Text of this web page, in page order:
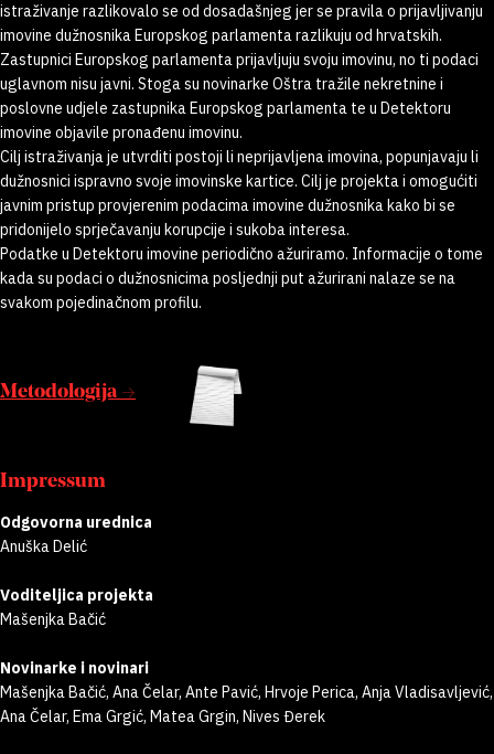
istraživanje razlikovalo se od dosadašnjeg jer se pravila o prijavljivanju
imovine dužnosnika Europskog parlamenta razlikuju od hrvatskih.
Zastupnici Europskog parlamenta prijavljuju svoju imovinu, no ti podaci
uglavnom nisu javni. Stoga su novinarke Oštra tražile nekretnine i
poslovne udjele zastupnika Europskog parlamenta te u Detektoru
imovine objavile pronađenu imovinu.
Cilj istraživanja je utvrditi postoji li neprijavljena imovina, popunjavaju li
dužnosnici ispravno svoje imovinske kartice. Cilj je projekta i omogućiti
javnim pristup provjerenim podacima imovine dužnosnika kako bi se
pridonijelo sprječavanju korupcije i sukoba interesa.
Podatke u Detektoru imovine periodično ažuriramo. Informacije o tome
kada su podaci o dužnosnicima posljednji put ažurirani nalaze se na
svakom pojedinačnom profilu.
Metodologija →
Impressum
Odgovorna urednica
Anuška Delić
Voditeljica projekta
Mašenjka Bačić
Novinarke i novinari
Mašenjka Bačić, Ana Čelar, Ante Pavić, Hrvoje Perica, Anja Vladisavljević,
Ana Čelar, Ema Grgić, Matea Grgin, Nives Đerek